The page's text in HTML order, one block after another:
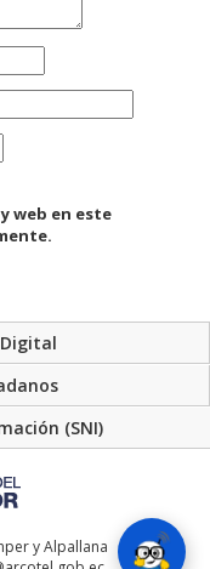
web en este
(SNI)
y Alpallana